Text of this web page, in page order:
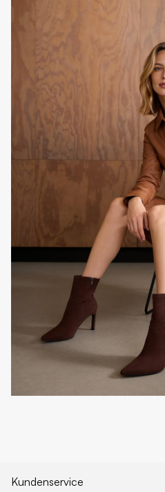
Kundenservice